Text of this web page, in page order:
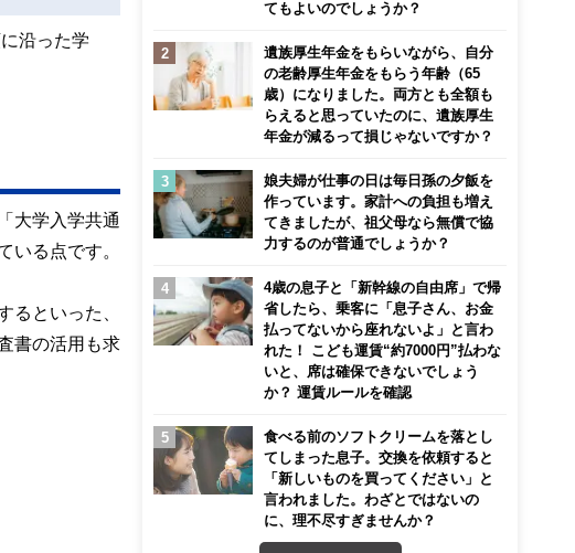
沿った学
大学入学共通
いる点です。
るといった、
書の活用も求
てもよいのでしょうか？
遺族厚生年金をもらいながら、自分
の老齢厚生年金をもらう年齢（65
歳）になりました。両方とも全額も
らえると思っていたのに、遺族厚生
年金が減るって損じゃないですか？
娘夫婦が仕事の日は毎日孫の夕飯を
作っています。家計への負担も増え
てきましたが、祖父母なら無償で協
力するのが普通でしょうか？
4歳の息子と「新幹線の自由席」で帰
省したら、乗客に「息子さん、お金
払ってないから座れないよ」と言わ
れた！ こども運賃“約7000円”払わな
いと、席は確保できないでしょう
か？ 運賃ルールを確認
食べる前のソフトクリームを落とし
てしまった息子。交換を依頼すると
「新しいものを買ってください」と
言われました。わざとではないの
に、理不尽すぎませんか？